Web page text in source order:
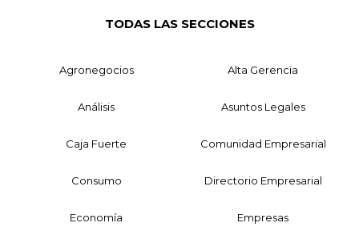
TODAS LAS SECCIONES
Agronegocios Alta Gerencia
Análisis Asuntos Legales
Caja Fuerte Comunidad Empresarial
Consumo Directorio Empresarial
Economía Empresas